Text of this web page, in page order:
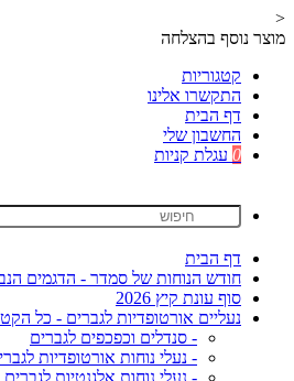
<
מוצר נוסף בהצלחה
קטגוריות
התקשרו אלינו
דף הבית
החשבון שלי
0 עגלת קניות
דף הבית
חודש הנוחות של סמדר - הדגמים
סוף עונת קיץ 2026
נעליים אורטופדיות לגברים - כל
- סנדלים וכפכפים לגברים
- נעלי נוחות אורטופדיות
- נעלי נוחות אלגנטיות לגברים